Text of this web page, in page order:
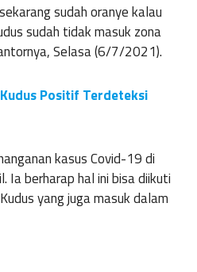
sudah oranye kalau
sudah tidak masuk zona
Selasa (6/7/2021).
Positif Terdeteksi
kasus Covid-19 di
Ia berharap hal ini bisa diikuti
yang juga masuk dalam